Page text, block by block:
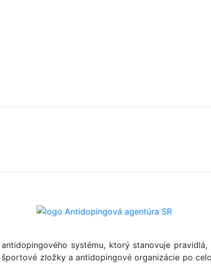
systému, ktorý stanovuje
zložky a antidopingové organizácie po